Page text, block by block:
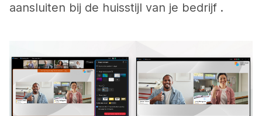
aansluiten bij de huisstijl van je bedrijf .